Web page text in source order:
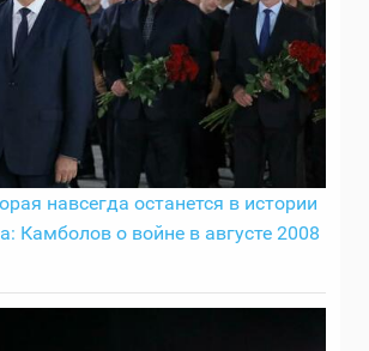
навсегда останется в истории
Камболов о войне в августе 2008